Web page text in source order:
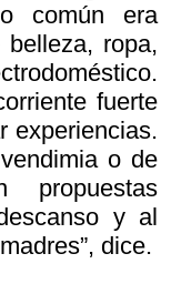
común era
belleza, ropa,
fuerte
experiencias.
o de
y al
dice.